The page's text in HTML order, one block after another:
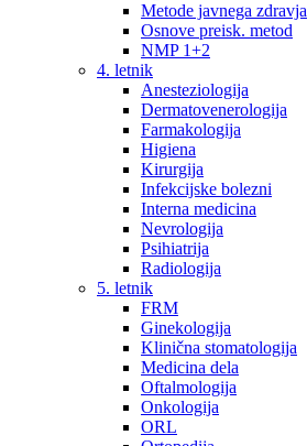
Metode javnega zdravja
Osnove preisk. metod
NMP 1+2
4. letnik
Anesteziologija
Dermatovenerologija
Farmakologija
Higiena
Kirurgija
Infekcijske bolezni
Interna medicina
Nevrologija
Psihiatrija
Radiologija
5. letnik
FRM
Ginekologija
Klinična stomatologija
Medicina dela
Oftalmologija
Onkologija
ORL